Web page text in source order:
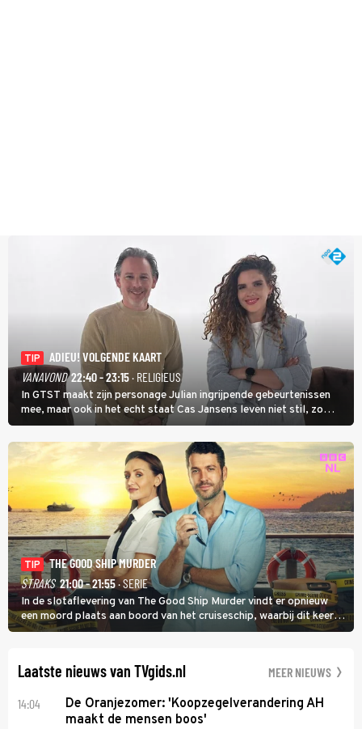
TIP
ADIEU! VOLGENDE KAART
VANAVOND 22:40 - 23:15· RELIGIEUS
In GTST maakt zijn personage Julian ingrijpende gebeurtenissen
mee, maar ook in het echt staat Cas Jansens leven niet stil, zo
vertelt hij in Adieu! Volgende Kaart.
TIP
THE GOOD SHIP MURDER
STRAKS 21:00 - 21:55· SERIE
In de slotaflevering van The Good Ship Murder vindt er opnieuw
een moord plaats aan boord van het cruiseschip, waarbij dit keer
een bemanningslid het slachtoffer is en kapitein Marlowe de dader
Laatste nieuws van TVgids.nl MEER NIEUWS
14:04
De Oranjezomer: 'Koopzegelverandering AH
maakt de mensen boos'